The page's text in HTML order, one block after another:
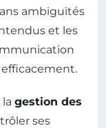
ambiguïtés
et les
gestion des
ses